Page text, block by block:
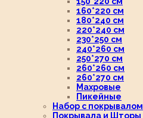
160*220 см
180*240 см
220*240 см
230*250 см
240*260 см
250*270 см
260*260 см
260*270 см
Махровые
Пикейные
Набор с покрывалом
Покрывала и Шторы